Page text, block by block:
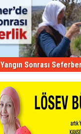
Sonrası